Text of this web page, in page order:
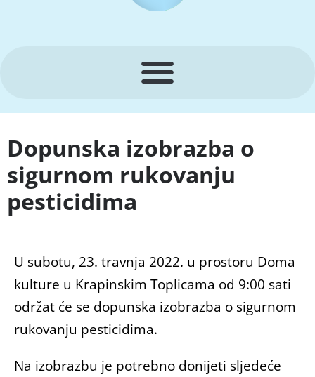
Dopunska izobrazba o
sigurnom rukovanju
pesticidima
U subotu, 23. travnja 2022. u prostoru Doma
kulture u Krapinskim Toplicama od 9:00 sati
održat će se dopunska izobrazba o sigurnom
rukovanju pesticidima.
Na izobrazbu je potrebno donijeti sljedeće